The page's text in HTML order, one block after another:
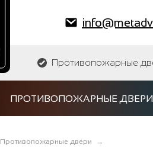
Противопожарные
ПРОТИВОПОЖАРНЫЕ ДВЕРИ
Противопожарные двери →